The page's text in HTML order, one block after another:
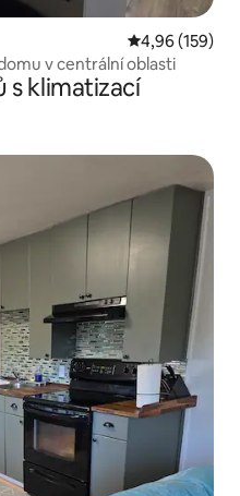
Průměrné
4,96 (159)
v centrální oblasti
s klimatizací